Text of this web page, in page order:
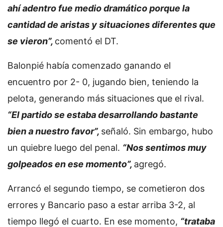
ahí adentro fue medio dramático porque la
cantidad de aristas y situaciones diferentes que
se vieron”, comentó el DT.
Balonpié había comenzado ganando el
encuentro por 2- 0, jugando bien, teniendo la
pelota, generando más situaciones que el rival.
“El partido se estaba desarrollando bastante
bien a nuestro favor”, señaló. Sin embargo, hubo
un quiebre luego del penal. “Nos sentimos muy
golpeados en ese momento”, agregó.
Arrancó el segundo tiempo, se cometieron dos
errores y Bancario paso a estar arriba 3-2, al
tiempo llegó el cuarto. En ese momento, “trataba